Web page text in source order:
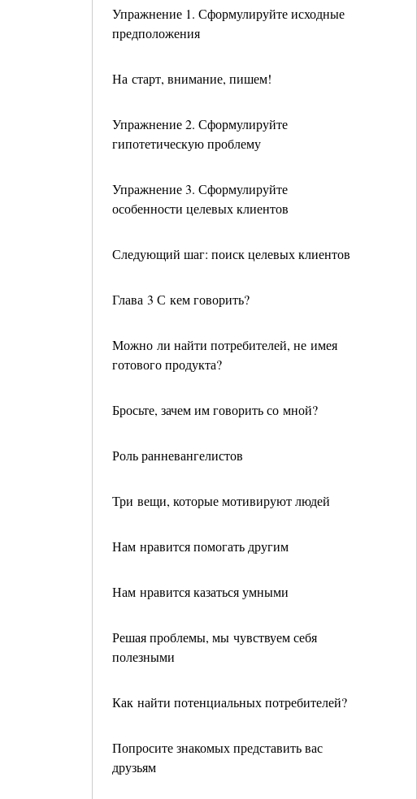
Упражнение 1. Сформулируйте исходные
предположения
На старт, внимание, пишем!
Упражнение 2. Сформулируйте
гипотетическую проблему
Упражнение 3. Сформулируйте
особенности целевых клиентов
Следующий шаг: поиск целевых клиентов
Глава 3 С кем говорить?
Можно ли найти потребителей, не имея
готового продукта?
Бросьте, зачем им говорить со мной?
Роль ранневангелистов
Три вещи, которые мотивируют людей
Нам нравится помогать другим
Нам нравится казаться умными
Решая проблемы, мы чувствуем себя
полезными
Как найти потенциальных потребителей?
Попросите знакомых представить вас
друзьям